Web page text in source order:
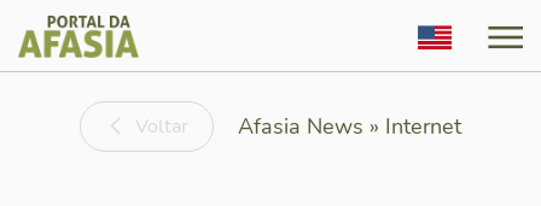
English
Voltar Afasia News » Internet